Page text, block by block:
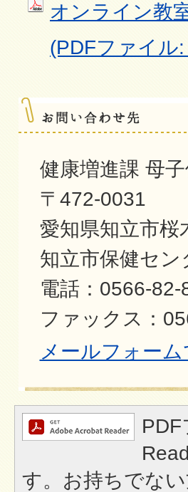
オンライン教
(PDFファイル
健康増進課 母
〒472-0031
愛知県知立市桜
知立市保健セン
電話：0566-82-
ファックス：
メールフォー
す。お持ちでな